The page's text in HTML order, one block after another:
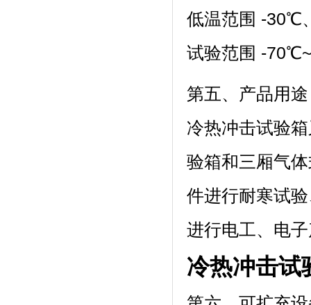
低温范围 -
试验范围 -
第五、产品用途
冷热冲击试验箱
验箱和三厢气体
件进行耐寒试验
进行电工、电
冷热冲击试